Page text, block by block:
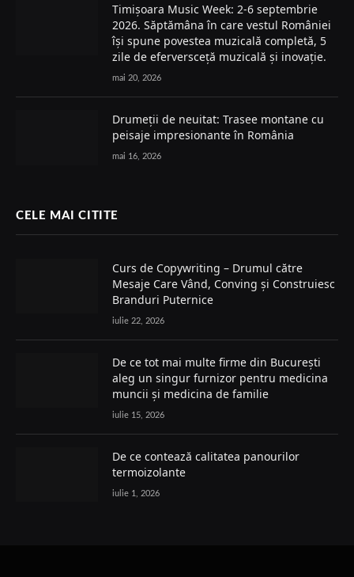
Timișoara Music Week: 2-6 septembrie
2026. Săptămâna în care vestul României
își spune povestea muzicală completă, 5
zile de eferversceță muzicală și inovație.
mai 20, 2026
Drumeții de neuitat: Trasee montane cu
peisaje impresionante în România
mai 16, 2026
CELE MAI CITITE
Curs de Copywriting – Drumul către
Mesaje Care Vând, Conving și Construiesc
Branduri Puternice
iulie 22, 2026
De ce tot mai multe firme din București
aleg un singur furnizor pentru medicina
muncii și medicina de familie
iulie 15, 2026
De ce contează calitatea panourilor
termoizolante
iulie 1, 2026